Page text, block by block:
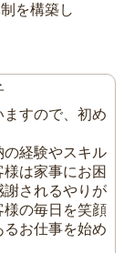
を構築し
すので、初め
の経験やスキル
は家事にお困
謝されるやりが
様の毎日を笑顔
お仕事を始め